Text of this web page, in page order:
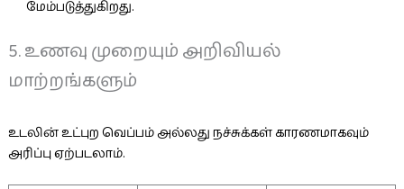
மேம்படுத்துகிறது.
5. உணவு முறையும் அறிவியல்
மாற்றங்களும்
உடலின் உட்புற வெப்பம் அல்லது நச்சுக்கள் காரணமாகவும்
அரிப்பு ஏற்படலாம்.